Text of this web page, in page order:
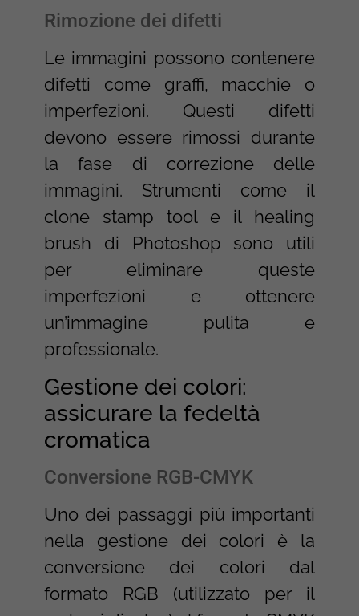
Rimozione dei difetti
Le immagini possono contenere
difetti come graffi, macchie o
imperfezioni. Questi difetti
devono essere rimossi durante
la fase di correzione delle
immagini. Strumenti come il
clone stamp tool e il healing
brush di Photoshop sono utili
per eliminare queste
imperfezioni e ottenere
un’immagine pulita e
professionale.
Gestione dei colori:
assicurare la fedeltà
cromatica
Conversione RGB-CMYK
Uno dei passaggi più importanti
nella gestione dei colori è la
conversione dei colori dal
formato RGB (utilizzato per il